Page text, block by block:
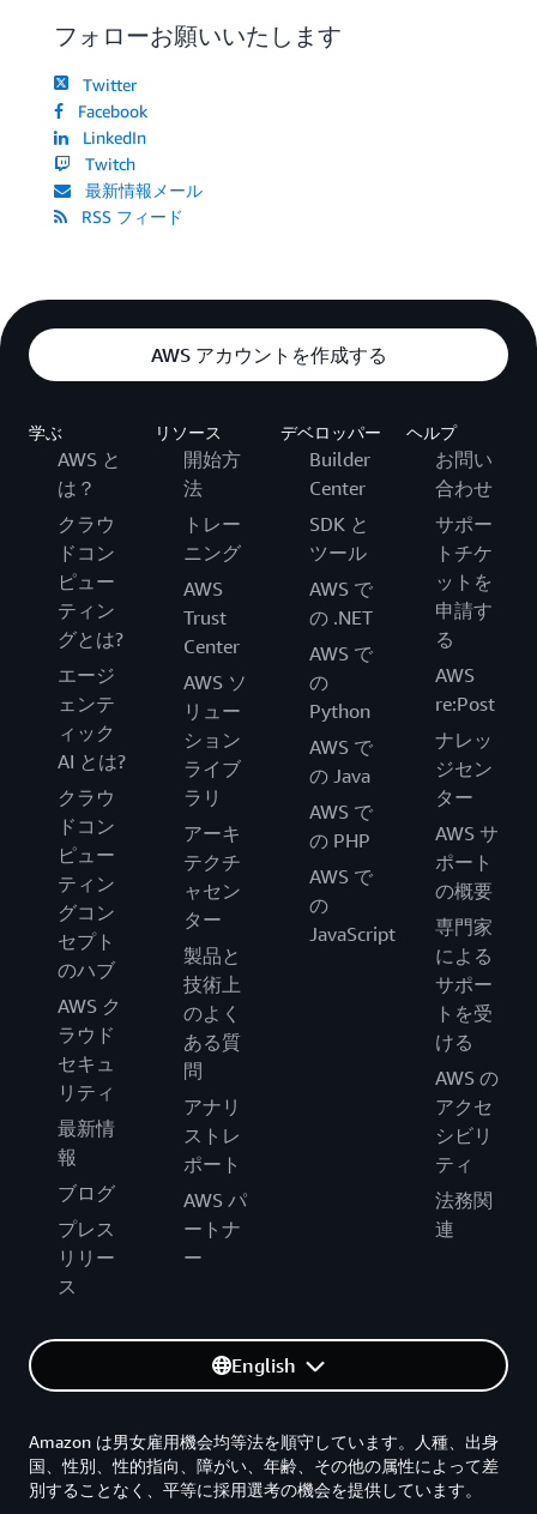
フォローお願いいたします
Twitter
Facebook
LinkedIn
Twitch
最新情報メール
RSS フィード
AWS アカウントを作成する
学ぶ
AWS と
は？
クラウ
ドコン
ピュー
ティン
グとは?
エージ
ェンテ
ィック
AI とは?
クラウ
ドコン
ピュー
ティン
グコン
セプト
のハブ
AWS ク
ラウド
セキュ
リティ
最新情
報
ブログ
プレス
リリー
ス
リソース
開始方
法
トレー
ニング
AWS
Trust
Center
AWS ソ
リュー
ション
ライブ
ラリ
アーキ
テクチ
ャセン
ター
製品と
技術上
のよく
ある質
問
アナリ
ストレ
ポート
AWS パ
ートナ
ー
デベロッパー
Builder
Center
SDK と
ツール
AWS で
の .NET
AWS で
の
Python
AWS で
の Java
AWS で
の PHP
AWS で
の
JavaScript
ヘルプ
お問い
合わせ
サポー
トチケ
ットを
申請す
る
AWS
re:Post
ナレッ
ジセン
ター
AWS サ
ポート
の概要
専門家
による
サポー
トを受
ける
AWS の
アクセ
シビリ
ティ
法務関
連
English
Amazon は男女雇用機会均等法を順守しています。人種、出身
国、性別、性的指向、障がい、年齢、その他の属性によって差
別することなく、平等に採用選考の機会を提供しています。